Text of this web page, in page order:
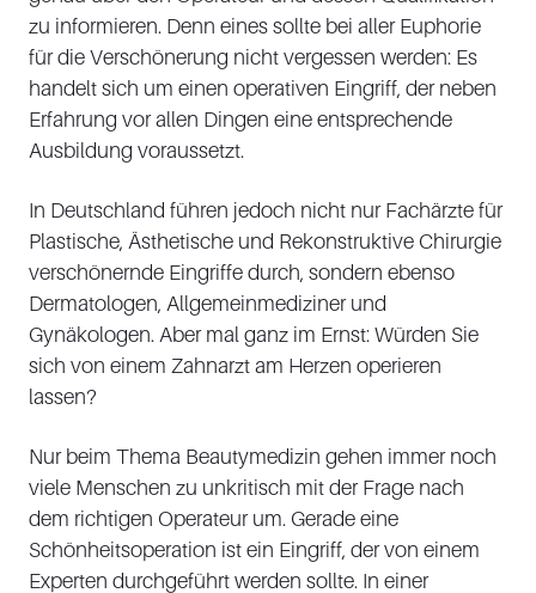
zu informieren. Denn eines sollte bei aller Euphorie
für die Verschönerung nicht vergessen werden: Es
handelt sich um einen operativen Eingriff, der neben
Erfahrung vor allen Dingen eine entsprechende
Ausbildung voraussetzt.
In Deutschland führen jedoch nicht nur Fachärzte für
Plastische, Ästhetische und Rekonstruktive Chirurgie
verschönernde Eingriffe durch, sondern ebenso
Dermatologen, Allgemeinmediziner und
Gynäkologen. Aber mal ganz im Ernst: Würden Sie
sich von einem Zahnarzt am Herzen operieren
lassen?
Nur beim Thema Beautymedizin gehen immer noch
viele Menschen zu unkritisch mit der Frage nach
dem richtigen Operateur um. Gerade eine
Schönheitsoperation ist ein Eingriff, der von einem
Experten durchgeführt werden sollte. In einer